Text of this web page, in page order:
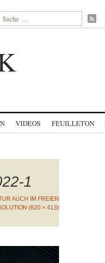
nach:
VIDEOS FEUILLETON
1
AUCH IM FREIEN
(620 × 413)